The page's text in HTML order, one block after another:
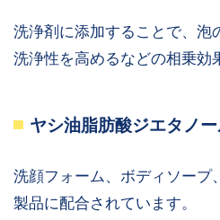
洗浄剤に添加することで、泡
洗浄性を高めるなどの相乗効
ヤシ油脂肪酸ジエタノ
洗顔フォーム、ボディソープ
製品に配合されています。